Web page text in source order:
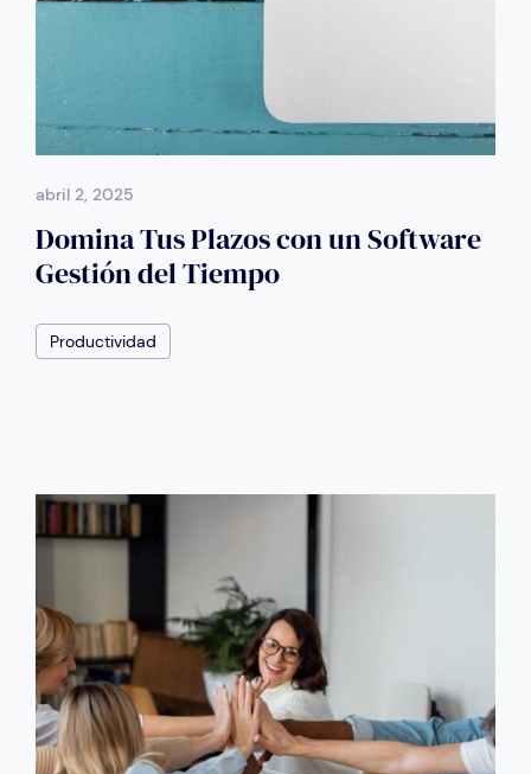
abril 2, 2025
Domina Tus Plazos con un Software
Gestión del Tiempo
Productividad